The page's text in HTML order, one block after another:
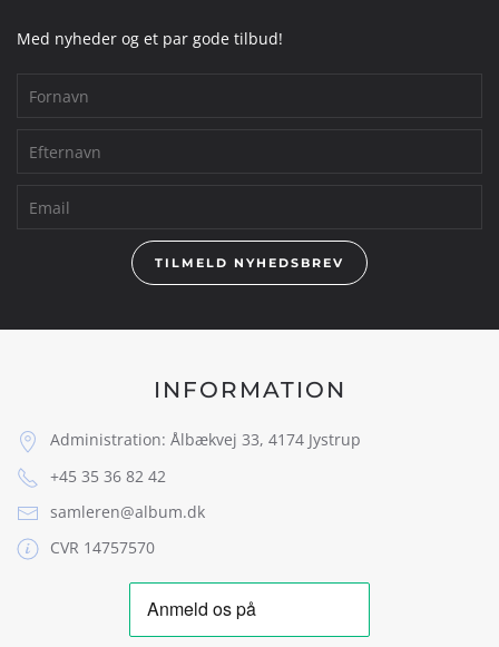
Med nyheder og et par gode tilbud!
TILMELD NYHEDSBREV
INFORMATION
Administration: Ålbækvej 33, 4174 Jystrup
+45 35 36 82 42
samleren@album.dk
CVR 14757570